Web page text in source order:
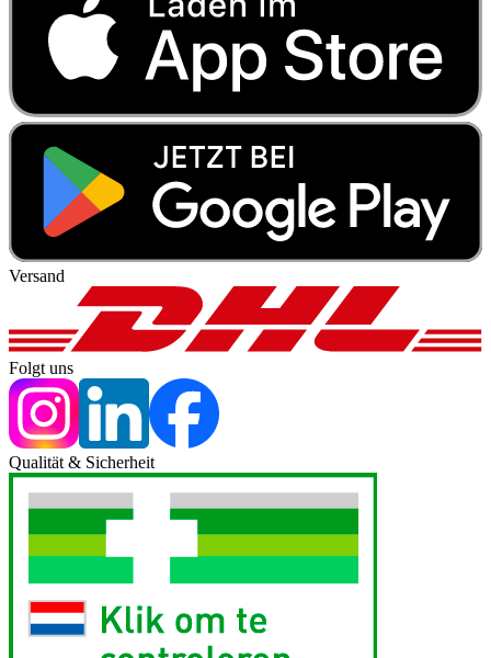
Versand
Folgt uns
Qualität & Sicherheit